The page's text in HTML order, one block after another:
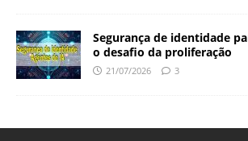
Segurança de identidade
o desafio da proliferação
21/07/2026 3